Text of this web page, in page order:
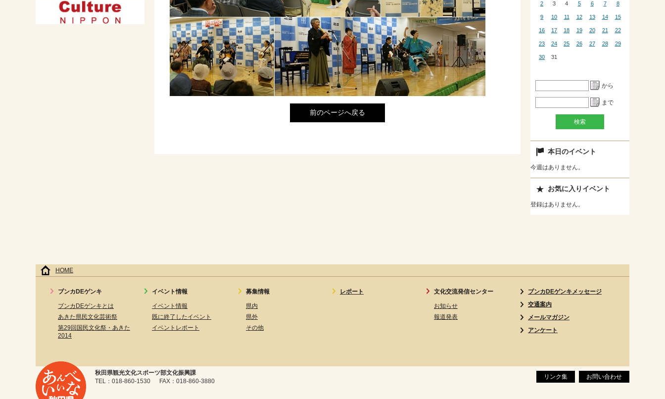
前のページへ戻る
2 3 4 5 6 7 8
9 10 11 12 13 14 15
16 17 18 19 20 21 22
23 24 25 26 27 28 29
30 31
から
まで
本日のイベント
今週はありません。
お気に入りイベント
登録はありません。
HOME
ブンカDEゲンキ
ブンカDEゲンキとは
あきた県民文化芸術祭
第29回国民文化祭・あきた
2014
イベント情報
イベント情報
既に終了したイベント
イベントレポート
募集情報
県内
県外
その他
レポート 文化交流発信センター
お知らせ
報道発表
ブンカDEゲンキメッセージ
交通案内
メールマガジン
アンケート
リンク集 お問い合わせ
秋田県観光文化スポーツ部文化振興課
TEL：018-860-1530 FAX：018-860-3880